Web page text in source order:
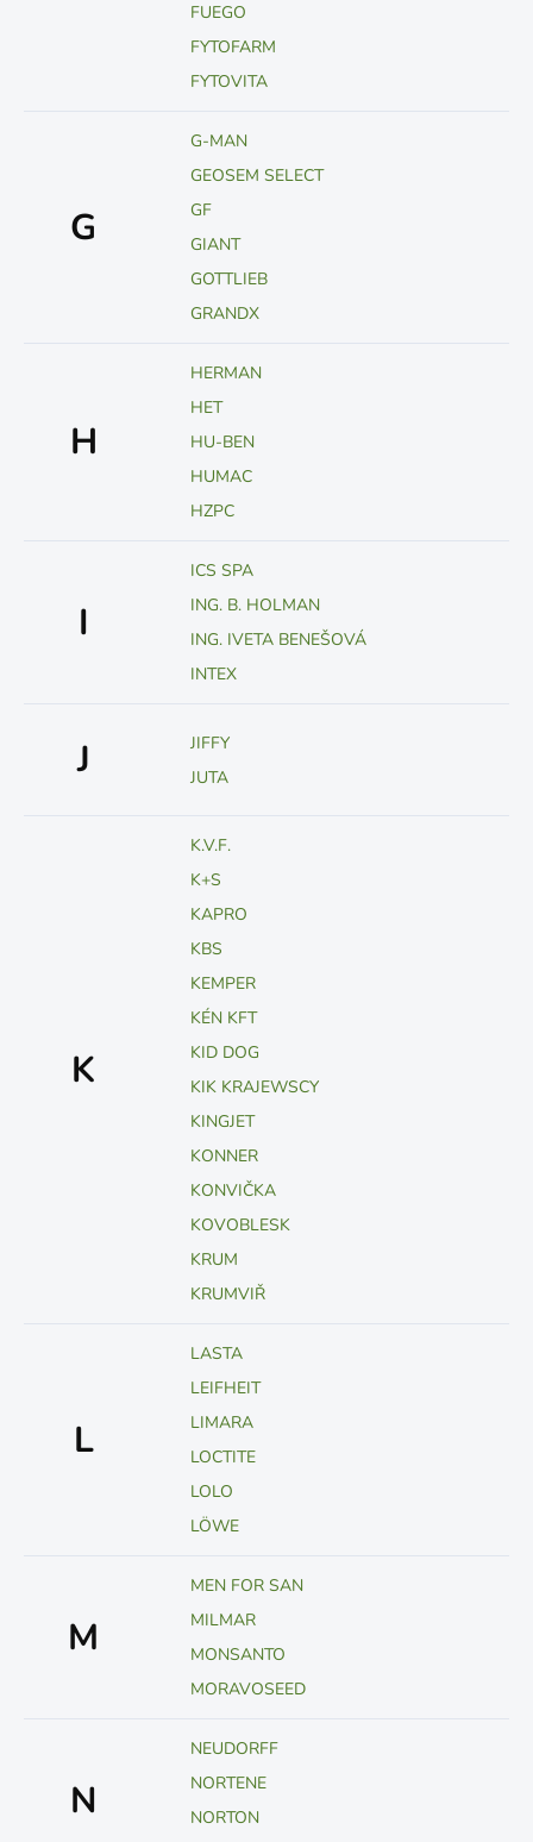
FUEGO
FYTOFARM
FYTOVITA
G
G-MAN
GEOSEM SELECT
GF
GIANT
GOTTLIEB
GRANDX
H
HERMAN
HET
HU-BEN
HUMAC
HZPC
I
ICS SPA
ING. B. HOLMAN
ING. IVETA BENEŠOVÁ
INTEX
J
JIFFY
JUTA
K
K.V.F.
K+S
KAPRO
KBS
KEMPER
KÉN KFT
KID DOG
KIK KRAJEWSCY
KINGJET
KONNER
KONVIČKA
KOVOBLESK
KRUM
KRUMVIŘ
L
LASTA
LEIFHEIT
LIMARA
LOCTITE
LOLO
LÖWE
M
MEN FOR SAN
MILMAR
MONSANTO
MORAVOSEED
N
NEUDORFF
NORTENE
NORTON